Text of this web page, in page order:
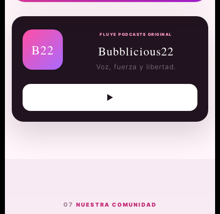
B22
FLUYE PODCASTS ORIGINAL
Bubblicious22
Voz, fuerza y libertad.
▶
07 NUESTRA COMUNIDAD